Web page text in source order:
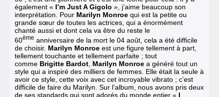
également « I’m Just A Gigolo », j’aime beaucoup son
interprétation. Pour Marilyn Monroe qui est la petite ou
grande sœur de toutes les actrices, qui a énormément
chanté aussi et dont cela va être du reste le
60ème anniversaire de la mort le 04 août, cela a été difficile
de choisir. Marilyn Monroe est une figure tellement à part,
tellement touchante et tellement parfaite ; tout
comme Brigitte Bardot Marilyn Monroe a généré tout un
style qui a inspiré des milliers de femmes. Elle était la seule à
avoir ce style, cette voix avec cet incroyable vibrato ; c’est
difficile de faire du Marilyn. Sur l’album, nous avons pris deux
de ses standards qui sont adorés du monde entier « I